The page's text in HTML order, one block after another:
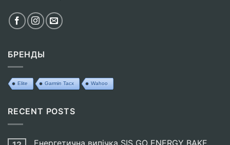
БРЕНДЫ
Elite Garmin Tacx Wahoo
RECENT POSTS
Енергетична випічка SIS GO ENERGY BAKE